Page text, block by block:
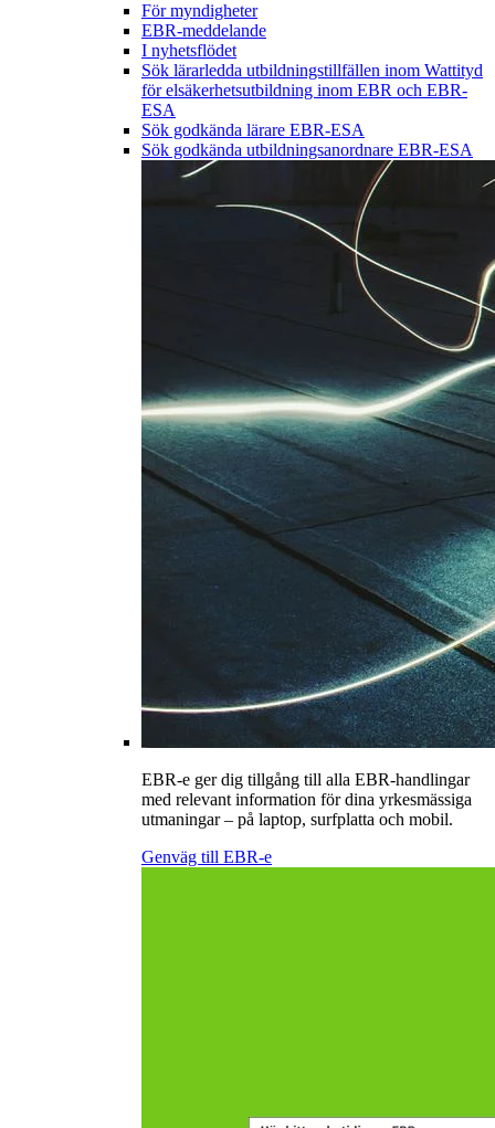
För myndigheter
EBR-meddelande
I nyhetsflödet
Sök lärarledda utbildningstillfällen inom Wattityd
för elsäkerhetsutbildning inom EBR och EBR-
ESA
Sök godkända lärare EBR-ESA
Sök godkända utbildningsanordnare EBR-ESA
EBR-e ger dig tillgång till alla EBR-handlingar
med relevant information för dina yrkesmässiga
utmaningar – på laptop, surfplatta och mobil.
Genväg till EBR-e